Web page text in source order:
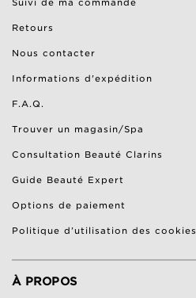
Suivi de ma commande
Retours
Nous contacter
Informations d'expédition
F.A.Q.
Trouver un magasin/Spa
Consultation Beauté Clarins
Guide Beauté Expert
Options de paiement
Politique d’utilisation des cookies
À PROPOS